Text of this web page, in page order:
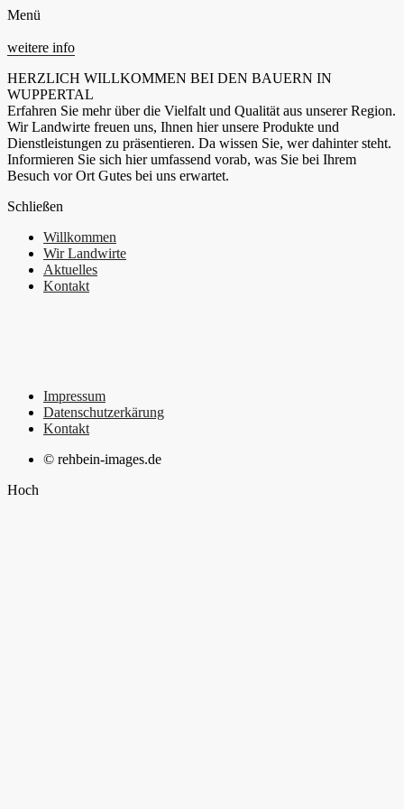
Menü
weitere info
HERZLICH WILLKOMMEN BEI DEN BAUERN IN
WUPPERTAL
Erfahren Sie mehr über die Vielfalt und Qualität aus unserer Region.
Wir Landwirte freuen uns, Ihnen hier unsere Produkte und
Dienstleistungen zu präsentieren. Da wissen Sie, wer dahinter steht.
Informieren Sie sich hier umfassend vorab, was Sie bei Ihrem
Besuch vor Ort Gutes bei uns erwartet.
Schließen
Willkommen
Wir Landwirte
Aktuelles
Kontakt
Impressum
Datenschutzerkärung
Kontakt
© rehbein-images.de
Hoch